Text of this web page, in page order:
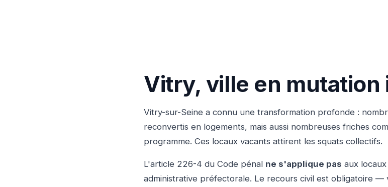
Vitry, ville en
Vitry-sur-Seine a connu une transformation profonde :
reconvertis en logements, mais aussi nombreuses friches
programme. Ces locaux vacants attirent les squats collectifs.
L'article 226-4 du Code pénal ne s'applique pas aux
administrative préfectorale. Le recours civil est obligatoire —